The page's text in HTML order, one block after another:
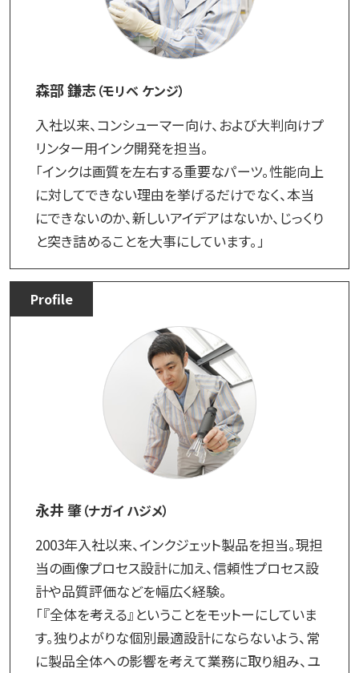
森部 鎌志 （モリベ ケンジ）
入社以来、コンシューマー向け、および大判向けプ
リンター用インク開発を担当。
「インクは画質を左右する重要なパーツ。性能向上
に対してできない理由を挙げるだけでなく、本当
にできないのか、新しいアイデアはないか、じっくり
と突き詰めることを大事にしています。」
Profile
永井 肇（ナガイ ハジメ）
2003年入社以来、インクジェット製品を担当。現担
当の画像プロセス設計に加え、信頼性プロセス設
計や品質評価などを幅広く経験。
「『全体を考える』ということをモットーにしていま
す。独りよがりな個別最適設計にならないよう、常
に製品全体への影響を考えて業務に取り組み、ユ